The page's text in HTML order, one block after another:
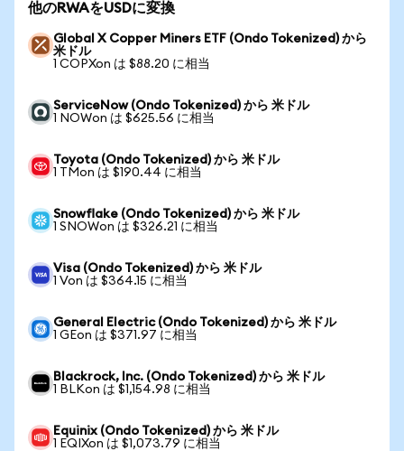
他のRWAをUSDに変換
Global X Copper Miners ETF (Ondo Tokenized) から
米ドル
1 COPXon は $88.20 に相当
ServiceNow (Ondo Tokenized) から 米ドル
1 NOWon は $625.56 に相当
Toyota (Ondo Tokenized) から 米ドル
1 TMon は $190.44 に相当
Snowflake (Ondo Tokenized) から 米ドル
1 SNOWon は $326.21 に相当
Visa (Ondo Tokenized) から 米ドル
1 Von は $364.15 に相当
General Electric (Ondo Tokenized) から 米ドル
1 GEon は $371.97 に相当
Blackrock, Inc. (Ondo Tokenized) から 米ドル
1 BLKon は $1,154.98 に相当
Equinix (Ondo Tokenized) から 米ドル
1 EQIXon は $1,073.79 に相当